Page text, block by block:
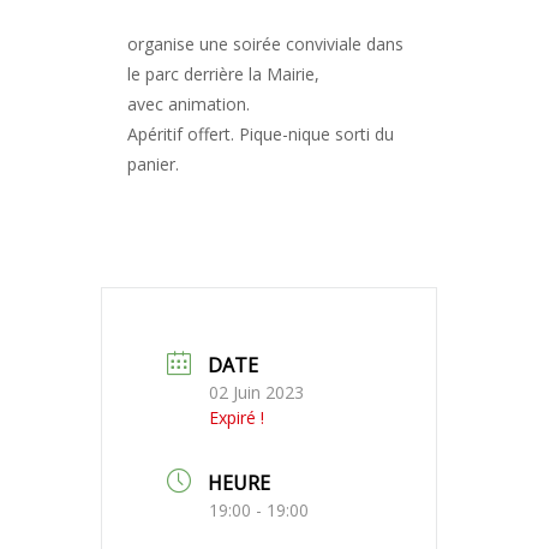
organise une soirée conviviale dans
le parc derrière la Mairie,
avec animation.
Apéritif offert. Pique-nique sorti du
panier.
DATE
02 Juin 2023
Expiré !
HEURE
19:00 - 19:00